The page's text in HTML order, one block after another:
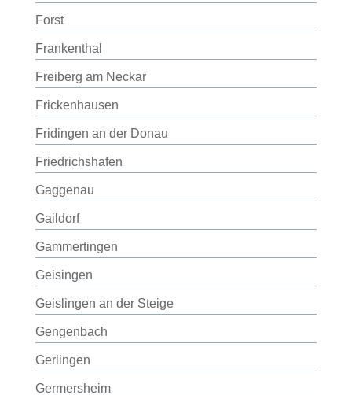
Forst
Frankenthal
Freiberg am Neckar
Frickenhausen
Fridingen an der Donau
Friedrichshafen
Gaggenau
Gaildorf
Gammertingen
Geisingen
Geislingen an der Steige
Gengenbach
Gerlingen
Germersheim